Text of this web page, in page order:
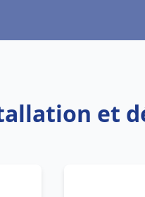
et